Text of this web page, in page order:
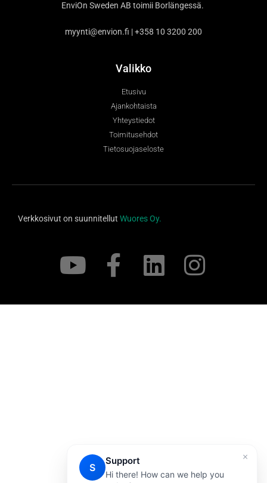
EnviOn Sweden AB toimii Borlängessä.
myynti@envion.fi | +358 10 3200 200
Valikko
Etusivu
Ajankohtaista
Yhteystiedot
Toimitusehdot
Tietosuojaseloste
Verkkosivut on suunnitellut Wuores Oy.
×
S
Support
Hi there! How can we help you